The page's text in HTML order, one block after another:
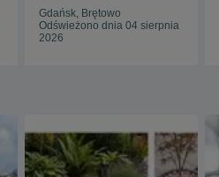
Gdańsk, Brętowo
Odświeżono dnia 04 sierpnia
2026